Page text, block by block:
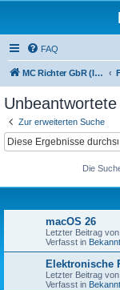
FAQ
MC Richter GbR (Impressum / Datenschutz)
Zur erweiterten Suche
Die
macOS 26
Letzter Beitrag von
Verfasst in
Elektronische
Letzter Beitrag von
Verfasst in